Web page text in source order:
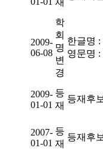
재
2009-
06-08
학
회
명
변
경
한글명
영문명 :
2009-
01-01
등
재
등재후
2007-
01-01
등
재
등재후